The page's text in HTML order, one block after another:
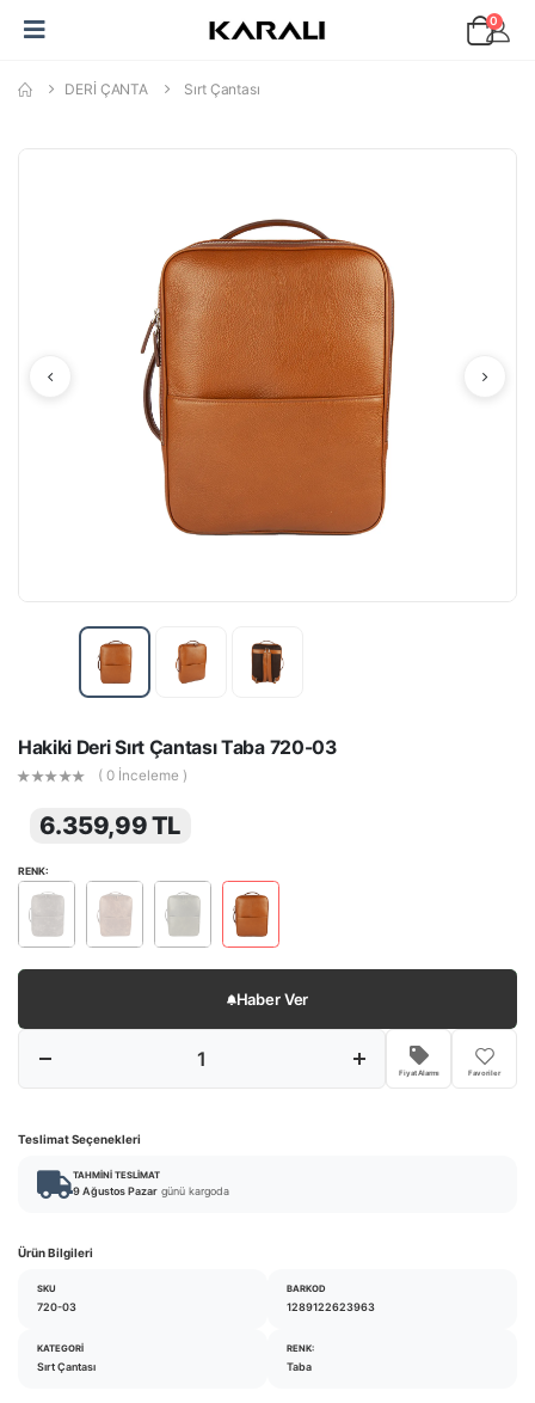
0
DERİ ÇANTA Sırt Çantası
Hakiki Deri Sırt Çantası Taba 720-03
( 0 İnceleme )
6.359,99 TL
RENK:
Haber Ver
Fiyat Alarmı Favoriler
Teslimat Seçenekleri
TAHMINI TESLIMAT
9 Ağustos Pazar günü kargoda
Ürün Bilgileri
SKU
720-03
BARKOD
1289122623963
KATEGORI
Sırt Çantası
RENK:
Taba